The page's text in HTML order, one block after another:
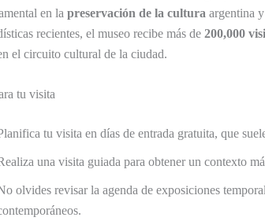
en la preservación de la cultura argentina
recientes, el museo recibe más de 200,000
el circuito cultural de la ciudad.
tu visita
tu visita en días de entrada gratuita, que
una visita guiada para obtener un contexto
olvides revisar la agenda de exposiciones